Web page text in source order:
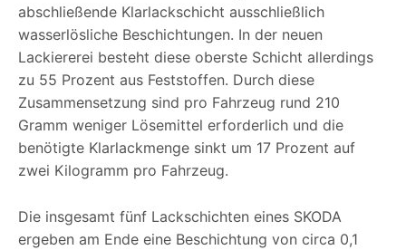
abschließende Klarlackschicht ausschließlich
wasserlösliche Beschichtungen. In der neuen
Lackiererei besteht diese oberste Schicht allerdings
zu 55 Prozent aus Feststoffen. Durch diese
Zusammensetzung sind pro Fahrzeug rund 210
Gramm weniger Lösemittel erforderlich und die
benötigte Klarlackmenge sinkt um 17 Prozent auf
zwei Kilogramm pro Fahrzeug.
Die insgesamt fünf Lackschichten eines SKODA
ergeben am Ende eine Beschichtung von circa 0,1